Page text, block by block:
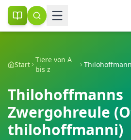
Start
Tiere von A
bis z
Thilohoffmanns
Zwergohreule
thilohoffmanni)